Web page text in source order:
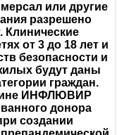
или другие
разрешено
от 3 до 18 лет и
безопасности и
будут даны
граждан.
ИНФЛЮВИР
донора
создании